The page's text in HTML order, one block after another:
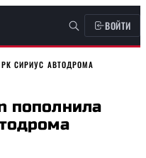
ВОЙТИ
СИРИУС АВТОДРОМА
пополнила